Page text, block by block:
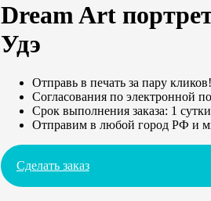
Dream Art
Удэ
Отправь в печать за пару кликов!
Согласования по электронной
Срок выполнения заказа: 1 сутки
Отправим в любой город РФ и
Сделать заказ